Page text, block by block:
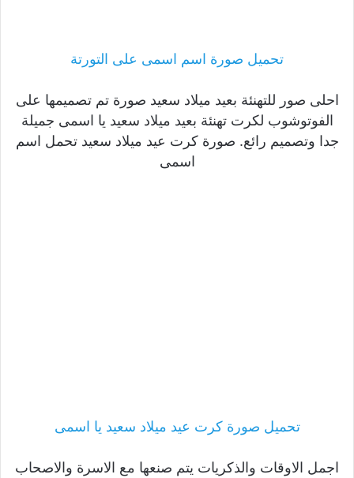
تحميل صورة اسم اسمى على التورتة
احلى صور للتهنئة بعيد ميلاد سعيد صورة تم تصميمها على
الفوتوشوب لكرت تهنئة بعيد ميلاد سعيد يا اسمى جميلة
جدا وتصميم رائع. صورة كرت عيد ميلاد سعيد تحمل اسم
اسمى
تحميل صورة كرت عيد ميلاد سعيد يا اسمى
اجمل الاوقات والذكريات يتم صنعها مع الاسرة والاصحاب